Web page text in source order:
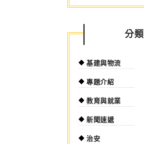
分類
基建與物流
專題介紹
教育與就業
新聞速遞
治安